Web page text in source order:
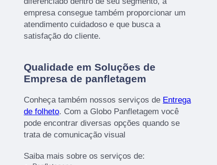
empresa consegue também proporcionar um
atendimento cuidadoso e que busca a
satisfação do cliente.
Qualidade em Soluções de
Empresa de panfletagem
Conheça também nossos serviços de Entrega
de folheto. Com a Globo Panfletagem você
pode encontrar diversas opções quando se
trata de comunicação visual
Saiba mais sobre os serviços de: